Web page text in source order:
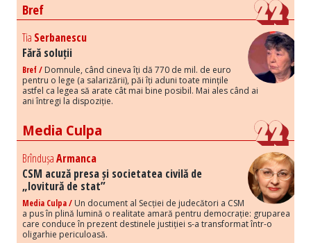
Bref
Tia Serbanescu
Fără soluții
Bref / Domnule, când cineva îți dă 770 de mil. de euro
pentru o lege (a salarizării), păi îți aduni toate mințile
astfel ca legea să arate cât mai bine posibil. Mai ales când ai
ani întregi la dispoziție.
Media Culpa
BrîndușaArmanca
CSM acuză presa și societatea civilă de
„lovitură de stat”
Media Culpa / Un document al Secției de judecători a CSM
a pus în plină lumină o realitate amară pentru democrație: gruparea
care conduce în prezent destinele justiției s-a transformat într-o
oligarhie periculoasă.